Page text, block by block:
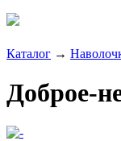
Каталог →
Доброе-